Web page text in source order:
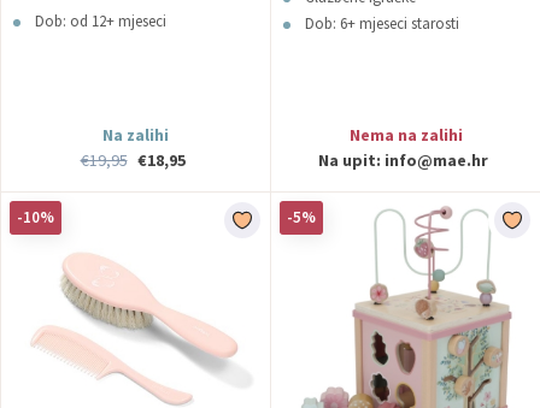
Dob: od 12+ mjeseci
Na zalihi
€19,95 €18,95
Dob: 6+ mjeseci starosti
Nema na zalihi
Na upit: info@mae.hr
-10% -5%